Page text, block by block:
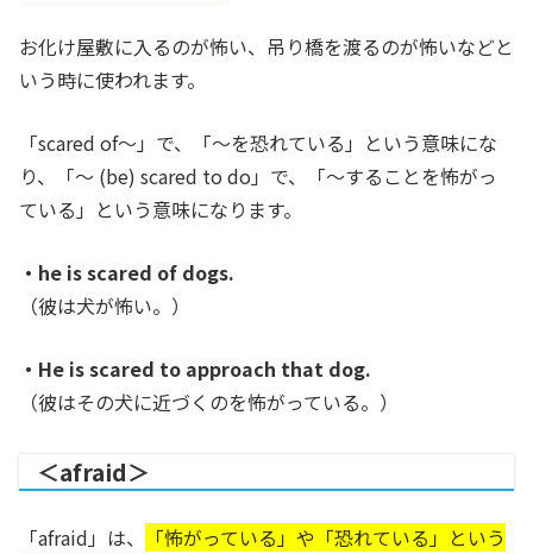
お化け屋敷に入るのが怖い、吊り橋を渡るのが怖いなどと
いう時に使われます。
「scared of～」で、「～を恐れている」という意味にな
り、「〜 (be) scared to do」で、「～することを怖がっ
ている」という意味になります。
・he is scared of dogs.
（彼は犬が怖い。 ）
・He is scared to approach that dog.
（彼はその犬に近づくのを怖がっている。）
＜afraid＞
「afraid」は、
「怖がっている」や「恐れている」という